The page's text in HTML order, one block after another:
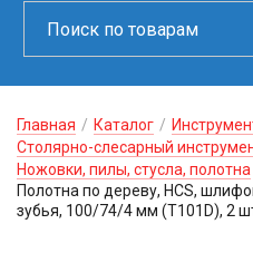
Главная / Каталог /
Столярно-слесарный
Ножовки, пилы, стусла, полотна
Полотна по дереву, HCS,
зубья, 100/74/4 мм (T101D), 2